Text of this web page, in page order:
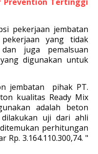
pekerjaan jembatan
yang tidak
juga pemalsuan
digunakan untuk
jembatan pihak PT.
kualitas Ready Mix
adalah beton
uji dari ahli
perhitungan
3.164.110.300,74. "